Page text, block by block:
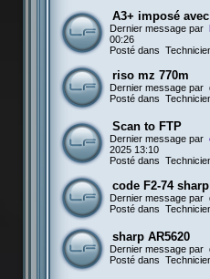
A3+ imposé
Dernier message par
00:26
Posté dans
riso mz 770m
Dernier message par
Posté dans
Scan to FTP
Dernier message par
2025 13:10
Posté dans
code F2-74
Dernier message par
Posté dans
sharp AR5620
Dernier message par
Posté dans